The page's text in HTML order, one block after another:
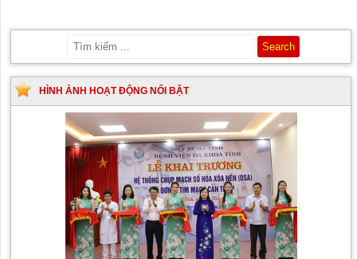
HÌNH ẢNH HOẠT ĐỘNG NỔI BẬT